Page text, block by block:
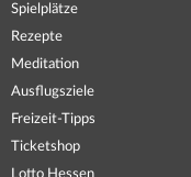
Spielplätze
Rezepte
Meditation
Ausflugsziele
Freizeit-Tipps
Ticketshop
Lotto Hessen